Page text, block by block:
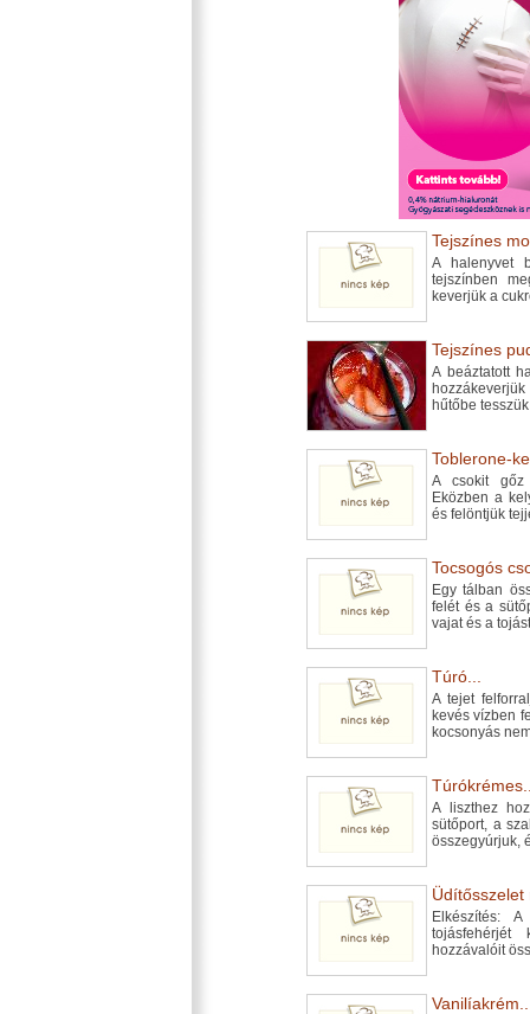
Tejszínes
A halenyvet
tejszínben
keverjük a
Tejszínes
A beáztatott
hűtőbe
Toblerone-
A csokit gőz
Eközben a
és felöntjük
Tocsogós
Egy tálban
felét és a
vajat és a
Túró...
A tejet
kevés vízben
kocsonyás
A liszthez
sütőport, a
összegyúrjuk,
Üdítősszelet
Elkészítés:
hozzávalóit